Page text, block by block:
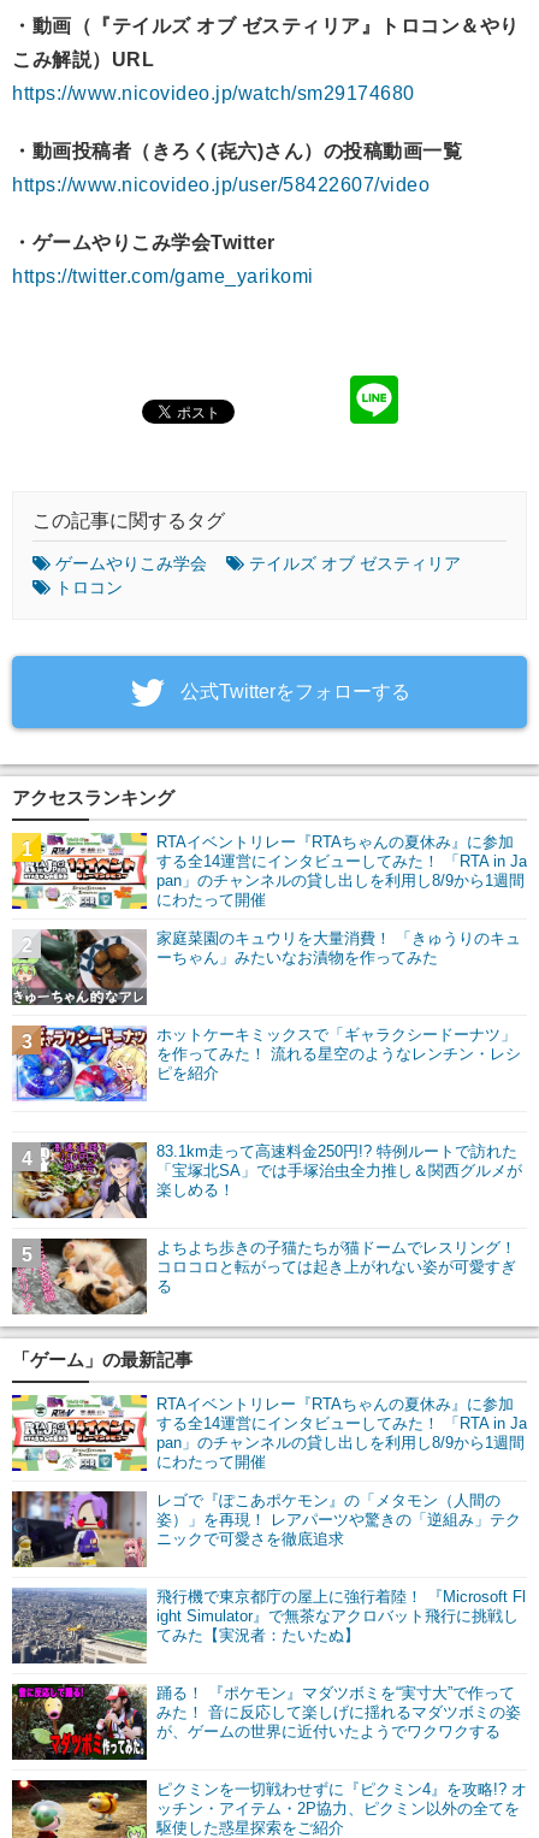
・動画（『テイルズ オブ ゼスティリア』トロコン＆やり
こみ解説）URL
https://www.nicovideo.jp/watch/sm29174680
・動画投稿者（きろく(㐂六)さん）の投稿動画一覧
https://www.nicovideo.jp/user/58422607/video
・ゲームやりこみ学会Twitter
https://twitter.com/game_yarikomi
この記事に関するタグ
ゲームやりこみ学会
テイルズ オブ ゼスティリア
トロコン
‎公式Twitterをフォローする
アクセスランキング
RTAイベントリレー『RTAちゃんの夏休み』に参加
する全14運営にインタビューしてみた！ 「RTA in Ja
pan」のチャンネルの貸し出しを利用し8/9から1週間
にわたって開催
1
家庭菜園のキュウリを大量消費！ 「きゅうりのキュ
ーちゃん」みたいなお漬物を作ってみた
2
ホットケーキミックスで「ギャラクシードーナツ」
を作ってみた！ 流れる星空のようなレンチン・レシ
ピを紹介
3
83.1km走って高速料金250円!? 特例ルートで訪れた
「宝塚北SA」では手塚治虫全力推し＆関西グルメが
楽しめる！
4
よちよち歩きの子猫たちが猫ドームでレスリング！
コロコロと転がっては起き上がれない姿が可愛すぎ
る
5
「ゲーム」の最新記事
RTAイベントリレー『RTAちゃんの夏休み』に参加
する全14運営にインタビューしてみた！ 「RTA in Ja
pan」のチャンネルの貸し出しを利用し8/9から1週間
にわたって開催
レゴで『ぽこあポケモン』の「メタモン（人間の
姿）」を再現！ レアパーツや驚きの「逆組み」テク
ニックで可愛さを徹底追求
飛行機で東京都庁の屋上に強行着陸！ 『Microsoft Fl
ight Simulator』で無茶なアクロバット飛行に挑戦し
てみた【実況者：たいたぬ】
踊る！ 『ポケモン』マダツボミを“実寸大”で作って
みた！ 音に反応して楽しげに揺れるマダツボミの姿
が、ゲームの世界に近付いたようでワクワクする
ピクミンを一切戦わせずに『ピクミン4』を攻略!? オ
ッチン・アイテム・2P協力、ピクミン以外の全てを
駆使した惑星探索をご紹介